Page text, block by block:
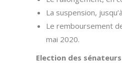
La suspension,
Le remboursement
mai 2020.
Election des